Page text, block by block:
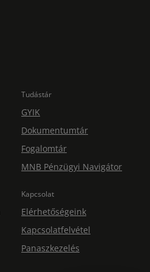
Tudástár
GYIK
Dokumentumtár
Fogalomtár
MNB Pénzügyi Navigátor
Kapcsolat
Elérhetőségeink
Kapcsolatfelvétel
Panaszkezelés